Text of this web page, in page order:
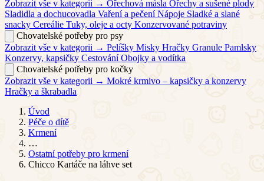
Zobrazit vše v kategorii → Ořechová másla Ořechy a sušené plody
Sladidla a dochucovadla Vaření a pečení Nápoje Sladké a slané
snacky Cereálie Tuky, oleje a octy Konzervované potraviny
Chovatelské potřeby pro psy
Zobrazit vše v kategorii → Pelíšky Misky Hračky Granule Pamlsky
Konzervy, kapsičky Cestování Obojky a vodítka
Chovatelské potřeby pro kočky
Zobrazit vše v kategorii → Mokré krmivo – kapsičky a konzervy
Hračky a škrabadla
Úvod
Péče o dítě
Krmení
…
Ostatní potřeby pro krmení
Chicco Kartáče na láhve set